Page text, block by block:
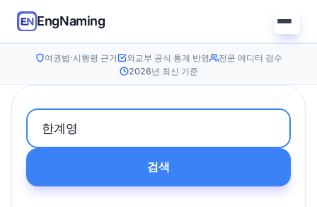
EngNaming
여권법·시행령 근거 외교부 공식 통계 반영
전문 에디터 검수
2026년 최신 기준
검색